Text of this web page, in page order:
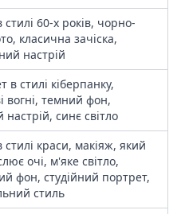
стилі 60-х років, чорно-
класична зачіска,
настрій
в стилі кіберпанку,
вогні, темний фон,
настрій, синє світло
стилі краси, макіяж, який
очі, м'яке світло,
фон, студійний портрет,
стиль